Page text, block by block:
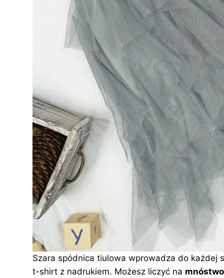
Szara spódnica tiulowa wprowadza do każdej
t-shirt z nadrukiem. Możesz liczyć na